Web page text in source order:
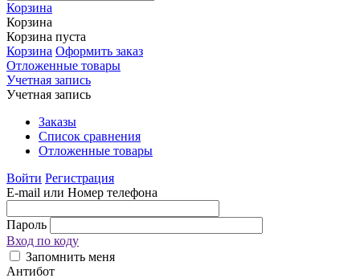
Корзина
Корзина
Корзина пуста
Корзина Оформить заказ
Отложенные товары
Учетная запись
Учетная запись
Заказы
Список сравнения
Отложенные товары
Войти Регистрация
E-mail или Номер телефона
Пароль
Вход по коду
Запомнить меня
Антибот